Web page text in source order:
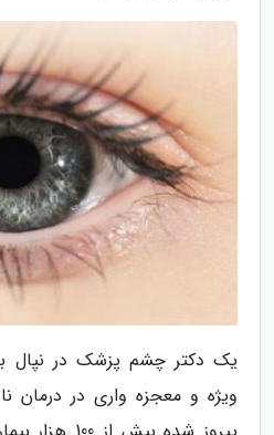
ویژه و معجزه واری در درمان